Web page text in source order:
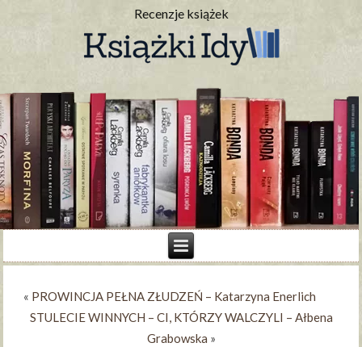
Recenzje książek
« PROWINCJA PEŁNA ZŁUDZEŃ – Katarzyna Enerlich
STULECIE WINNYCH – CI, KTÓRZY WALCZYLI – Ałbena
Grabowska »